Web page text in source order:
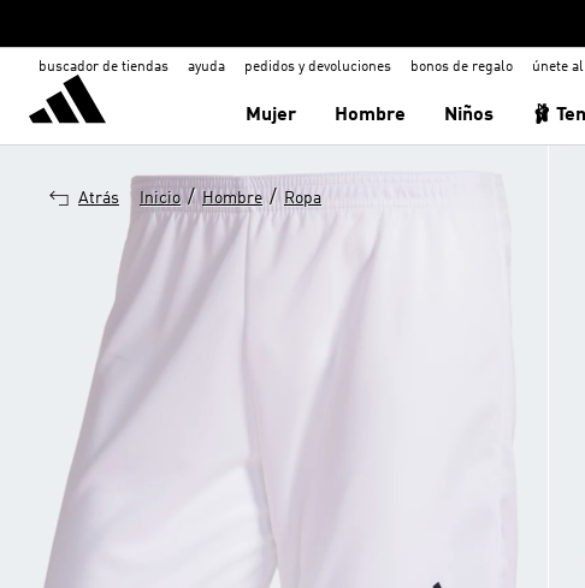
buscador de tiendas ayuda pedidos y devoluciones bonos de regalo únete
Mujer Hombre Niños 🩰
Atrás Inicio / Hombre / Ropa